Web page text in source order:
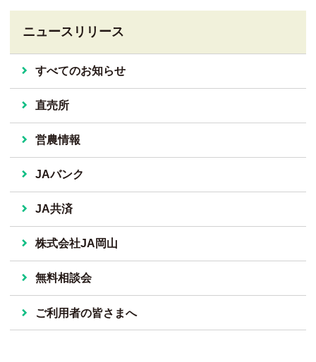
ニュースリリース
すべてのお知らせ
直売所
営農情報
JAバンク
JA共済
株式会社JA岡山
無料相談会
ご利用者の皆さまへ